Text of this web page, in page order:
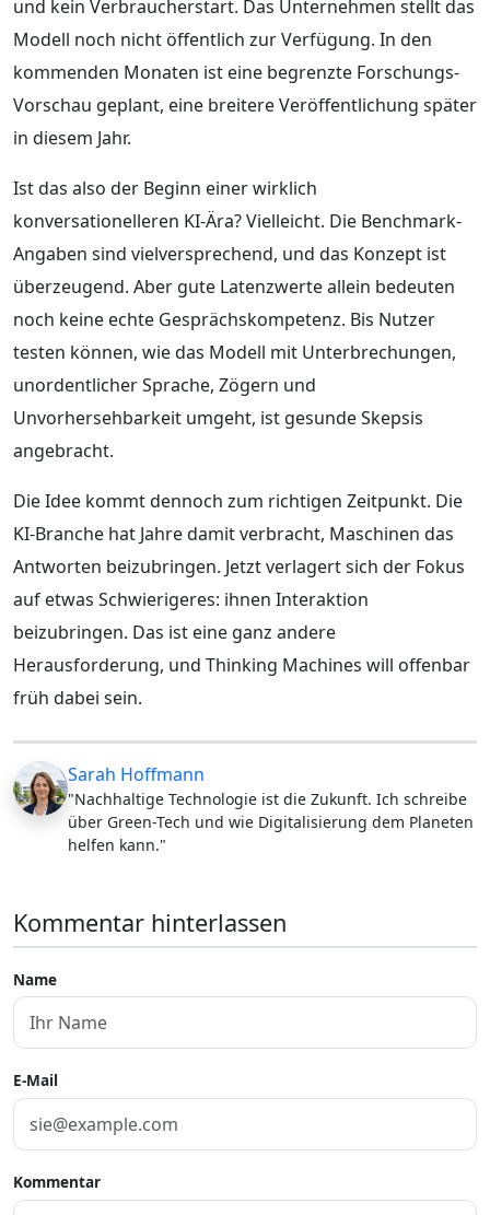
und kein Verbraucherstart. Das Unternehmen stellt das
Modell noch nicht öffentlich zur Verfügung. In den
kommenden Monaten ist eine begrenzte Forschungs-
Vorschau geplant, eine breitere Veröffentlichung später
in diesem Jahr.
Ist das also der Beginn einer wirklich
konversationelleren KI-Ära? Vielleicht. Die Benchmark-
Angaben sind vielversprechend, und das Konzept ist
überzeugend. Aber gute Latenzwerte allein bedeuten
noch keine echte Gesprächskompetenz. Bis Nutzer
testen können, wie das Modell mit Unterbrechungen,
unordentlicher Sprache, Zögern und
Unvorhersehbarkeit umgeht, ist gesunde Skepsis
angebracht.
Die Idee kommt dennoch zum richtigen Zeitpunkt. Die
KI-Branche hat Jahre damit verbracht, Maschinen das
Antworten beizubringen. Jetzt verlagert sich der Fokus
auf etwas Schwierigeres: ihnen Interaktion
beizubringen. Das ist eine ganz andere
Herausforderung, und Thinking Machines will offenbar
früh dabei sein.
Sarah Hoffmann
"Nachhaltige Technologie ist die Zukunft. Ich schreibe
über Green-Tech und wie Digitalisierung dem Planeten
helfen kann."
Kommentar hinterlassen
Name
E-Mail
Kommentar